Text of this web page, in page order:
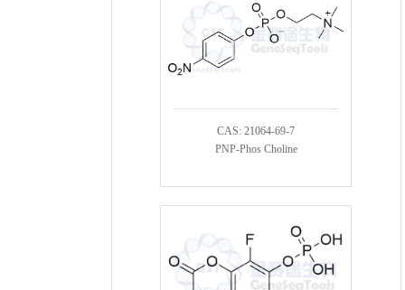
CAS: 21064-69-7
PNP-Phos Choline